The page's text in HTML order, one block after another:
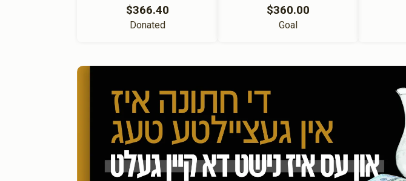
$366.40
Donated
$360.00
Goal